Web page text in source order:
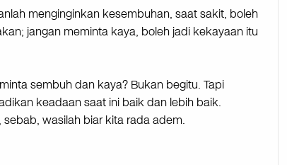
menginginkan kesembuhan, saat sakit, boleh
jangan meminta kaya, boleh jadi kekayaan itu
sembuh dan kaya? Bukan begitu. Tapi
keadaan saat ini baik dan lebih baik.
wasilah biar kita rada adem.